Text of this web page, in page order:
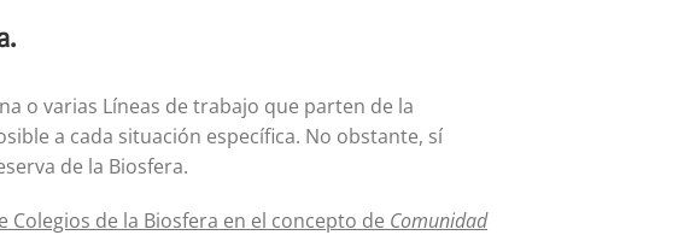
o varias Líneas de trabajo que parten de la
a cada situación específica. No obstante, sí
de la Biosfera.
de la Biosfera en el concepto de Comunidad